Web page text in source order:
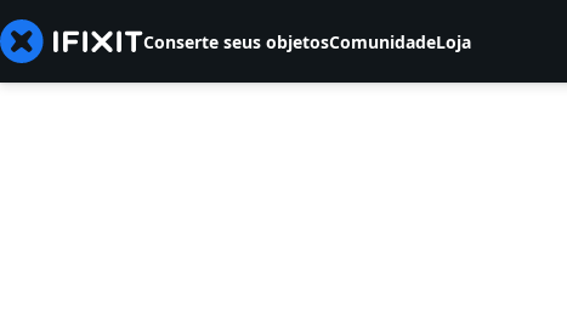
Conserte seus objetosComunidadeLoja